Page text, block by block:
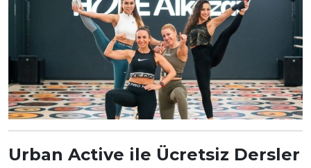
Urban Active ile Ücretsiz Dersler